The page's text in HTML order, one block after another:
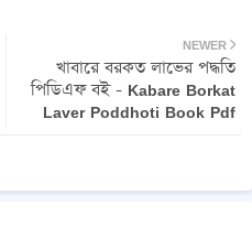
pp
NEWER
খাবারে বরকত লাভের পদ্ধতি
পিডিএফ বই - Kabare Borkat
Laver Poddhoti Book Pdf